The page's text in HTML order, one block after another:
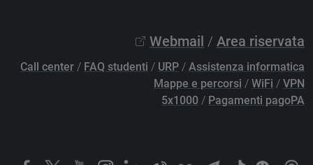
Webmail / Area riservata
Call center / FAQ studenti / URP / Assistenza informatica
Mappe e percorsi / WiFi / VPN
5x1000 / Pagamenti pagoPA